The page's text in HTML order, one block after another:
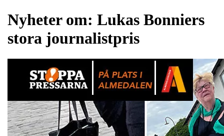
Nyheter om: Lukas Bonniers
stora journalistpris